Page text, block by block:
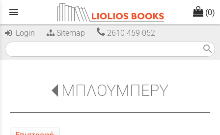
menu (0)
Login Sitemap 2610 459 052
search
ΜΠΛΟΥΜΠΕΡΥ